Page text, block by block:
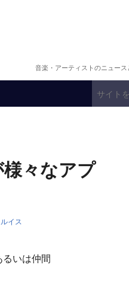
音楽・アーティストのニュー
々なアプ
イス
いは仲間